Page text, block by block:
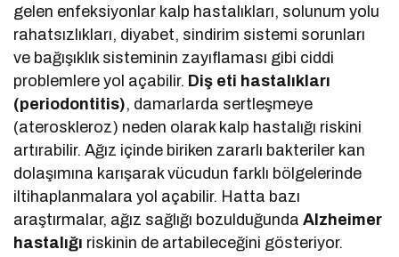
gelen enfeksiyonlar kalp hastalıkları, solunum yolu
rahatsızlıkları, diyabet, sindirim sistemi sorunları
ve bağışıklık sisteminin zayıflaması gibi ciddi
problemlere yol açabilir. Diş eti hastalıkları
(periodontitis), damarlarda sertleşmeye
(ateroskleroz) neden olarak kalp hastalığı riskini
artırabilir. Ağız içinde biriken zararlı bakteriler kan
dolaşımına karışarak vücudun farklı bölgelerinde
iltihaplanmalara yol açabilir. Hatta bazı
araştırmalar, ağız sağlığı bozulduğundaAlzheimer
hastalığı riskinin de artabileceğini gösteriyor.